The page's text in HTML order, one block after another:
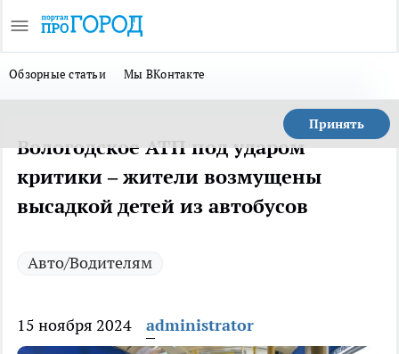
Обзорные статьи Мы ВКонтакте
Принять
Вологодское АТП под ударом
критики – жители возмущены
высадкой детей из автобусов
Авто/Водителям
15 ноября 2024 administrator